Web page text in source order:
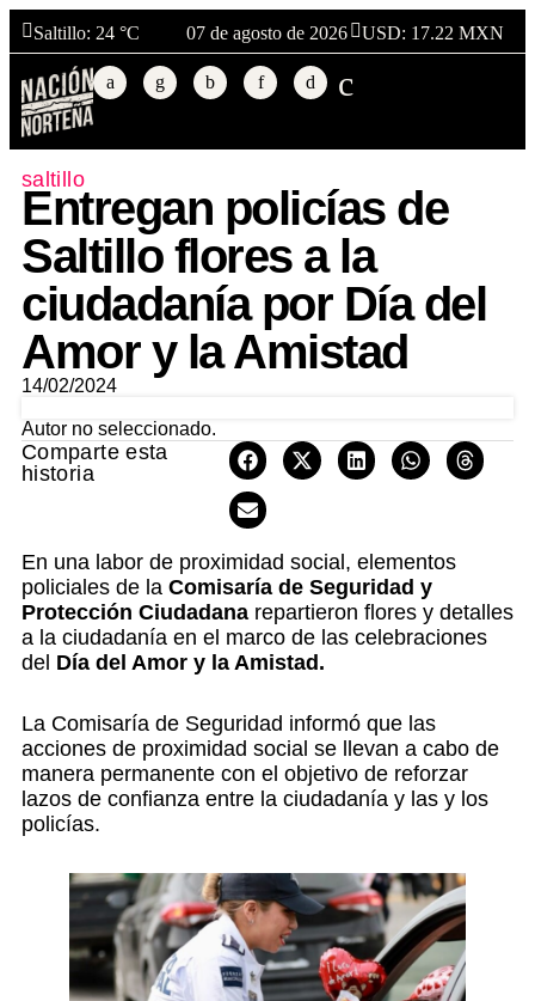
Saltillo: 24 °C 07 de agosto de 2026 USD: 17.22 MXN
saltillo
Entregan policías de
Saltillo flores a la
ciudadanía por Día del
Amor y la Amistad
14/02/2024
Autor no seleccionado.
Comparte esta
historia
En una labor de proximidad social, elementos
policiales de la Comisaría de Seguridad y
Protección Ciudadana repartieron flores y detalles
a la ciudadanía en el marco de las celebraciones
del Día del Amor y la Amistad.
La Comisaría de Seguridad informó que las
acciones de proximidad social se llevan a cabo de
manera permanente con el objetivo de reforzar
lazos de confianza entre la ciudadanía y las y los
policías.